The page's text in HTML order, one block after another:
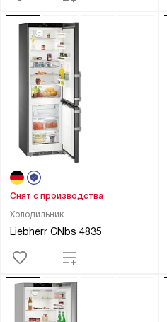
Холодильник
Liebherr CNbs 4835
Снят с производства